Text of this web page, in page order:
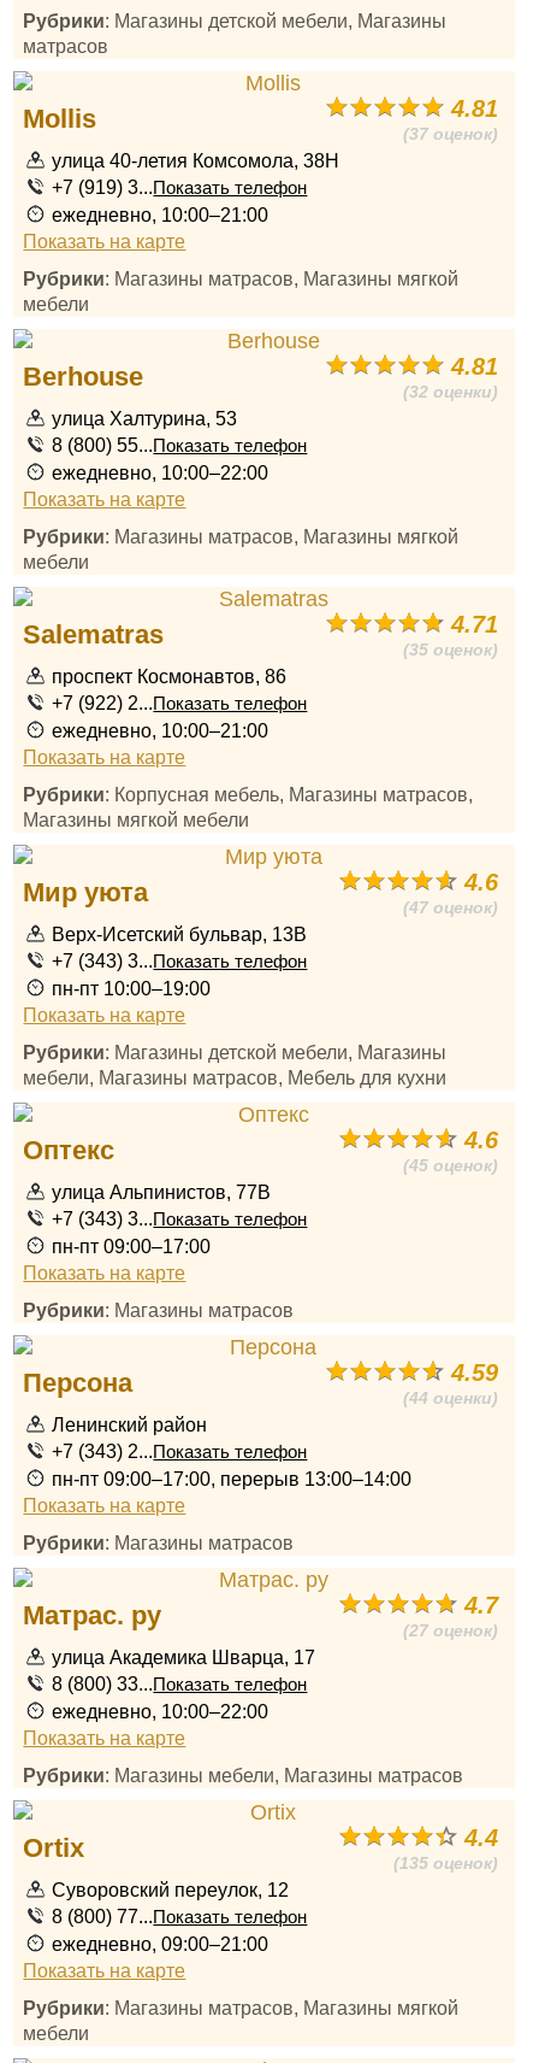
Рубрики: Магазины детской мебели, Магазины
матрасов
4.81
(37 оценок)
Mollis
улица 40-летия Комсомола, 38Н
+7 (919) 3...Показать телефон
ежедневно, 10:00–21:00
Показать на карте
Рубрики: Магазины матрасов, Магазины мягкой
мебели
4.81
(32 оценки)
Berhouse
улица Халтурина, 53
8 (800) 55...Показать телефон
ежедневно, 10:00–22:00
Показать на карте
Рубрики: Магазины матрасов, Магазины мягкой
мебели
4.71
(35 оценок)
Salematras
проспект Космонавтов, 86
+7 (922) 2...Показать телефон
ежедневно, 10:00–21:00
Показать на карте
Рубрики: Корпусная мебель, Магазины матрасов,
Магазины мягкой мебели
4.6
(47 оценок)
Мир уюта
Верх-Исетский бульвар, 13В
+7 (343) 3...Показать телефон
пн-пт 10:00–19:00
Показать на карте
Рубрики: Магазины детской мебели, Магазины
мебели, Магазины матрасов, Мебель для кухни
4.6
(45 оценок)
Оптекс
улица Альпинистов, 77В
+7 (343) 3...Показать телефон
пн-пт 09:00–17:00
Показать на карте
Рубрики: Магазины матрасов
4.59
(44 оценки)
Персона
Ленинский район
+7 (343) 2...Показать телефон
пн-пт 09:00–17:00, перерыв 13:00–14:00
Показать на карте
Рубрики: Магазины матрасов
4.7
(27 оценок)
Матрас. ру
улица Академика Шварца, 17
8 (800) 33...Показать телефон
ежедневно, 10:00–22:00
Показать на карте
Рубрики: Магазины мебели, Магазины матрасов
4.4
(135 оценок)
Ortix
Суворовский переулок, 12
8 (800) 77...Показать телефон
ежедневно, 09:00–21:00
Показать на карте
Рубрики: Магазины матрасов, Магазины мягкой
мебели